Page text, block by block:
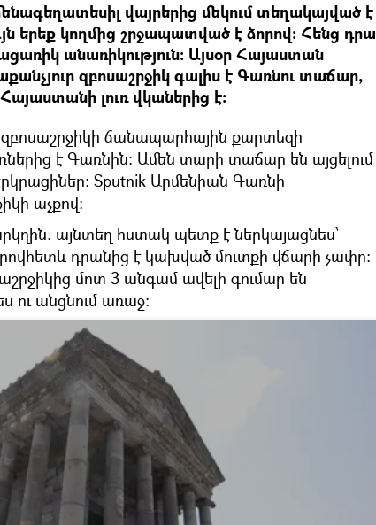
վայրերից մեկում տեղակայված է
երեք կողմից շրջապատված է ձորով: Հենց դրա
անառիկություն: Այսօր Հայաստան
զբոսաշրջիկ գալիս է Գառնու տաճար,
լուռ վկաներից է:
ճանապարհային քարտեզի
է Գառնին: Ամեն տարի տաճար են այցելում
Sputnik Արմենիան Գառնի
աչքով:
այնտեղ հստակ պետք է ներկայացնես՝
դրանից է կախված մուտքի վճարի չափը:
մոտ 3 անգամ ավելի գումար են
ու անցնում առաջ: